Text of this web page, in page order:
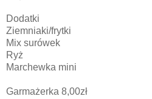
Dodatki
Ziemniaki/frytki
Mix surówek
Ryż
Marchewka mini
Garmażerka 8,00zł